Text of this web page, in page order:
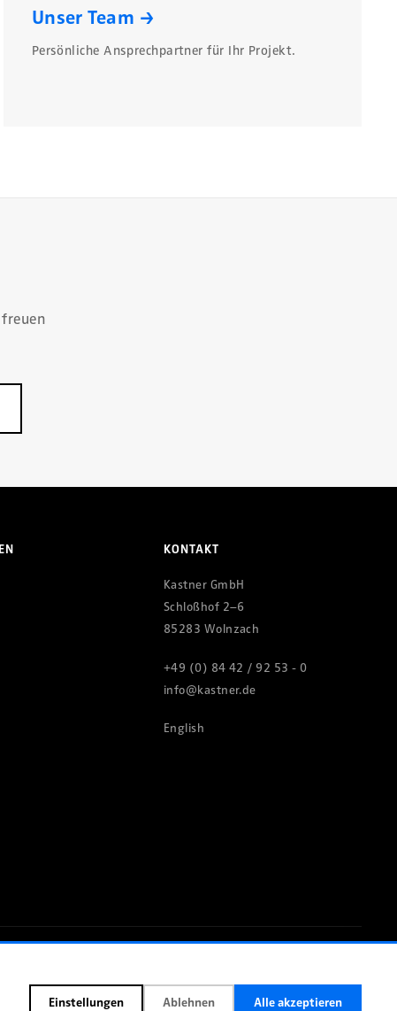
Einstellungen Ablehnen Alle akzeptieren
Unser Team →
Persönliche Ansprechpartner für Ihr Projekt.
KONTAKT
Kastner GmbH
Schloßhof 2–6
85283 Wolnzach
+49 (0) 84 42 / 92 53 - 0
info@kastner.de
English